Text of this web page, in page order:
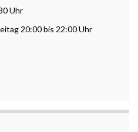
Uhr
20:00 bis 22:00 Uhr